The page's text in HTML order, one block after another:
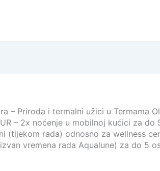
– Priroda i termalni užici u Termama
– 2x noćenje u mobilnoj kućici za do
(tijekom rada) odnosno za wellness
vremena rada Aqualune) za do 5